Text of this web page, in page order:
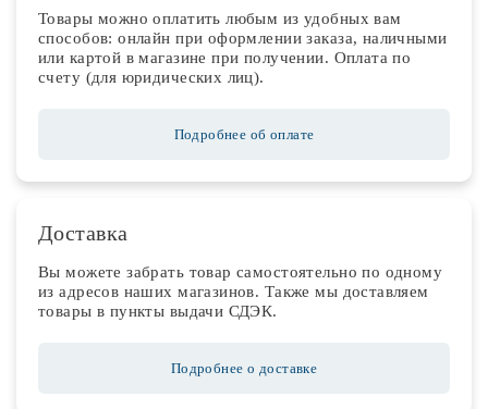
Товары можно оплатить любым из удобных вам
способов: онлайн при оформлении заказа, наличными
или картой в магазине при получении. Оплата по
счету (для юридических лиц).
Подробнее об оплате
Доставка
Вы можете забрать товар самостоятельно по одному
из адресов наших магазинов. Также мы доставляем
товары в пункты выдачи СДЭК.
Подробнее о доставке